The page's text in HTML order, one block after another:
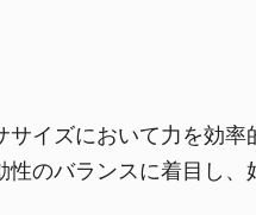
イズにおいて力を効
のバランスに着目し